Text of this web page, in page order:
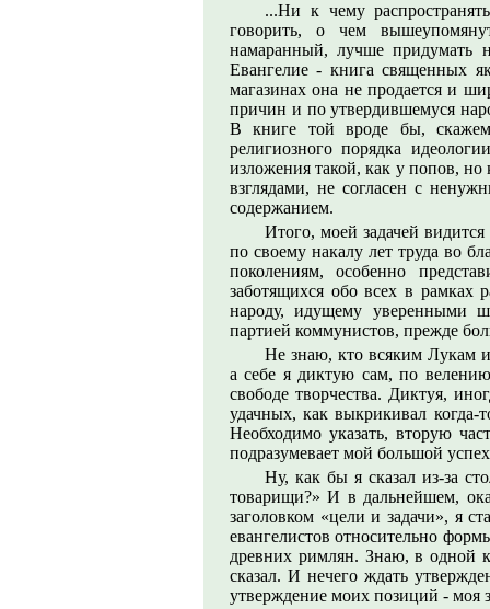
...Ни к чему
говорить, о чем
намаранный, лучше придумать
Евангелие - книга священных
магазинах она не продается и
причин и по утвердившемуся
В книге той вроде бы,
религиозного порядка
изложения такой, как у попов, но
взглядами, не согласен с
содержанием.
Итого, моей задачей
по своему накалу лет труда во
поколениям, особенно
заботящихся обо всех в рамках
народу, идущему уверенными
партией коммунистов, прежде
Не знаю, кто всяким Лукам
а себе я диктую сам, по
свободе творчества. Диктуя,
удачных, как выкрикивал
Необходимо указать, вторую
подразумевает мой большой
Ну, как бы я сказал из-за
товарищи?» И в дальнейшем,
заголовком «цели и задачи», я
евангелистов относительно
древних римлян. Знаю, в одной
сказал. И нечего ждать
утверждение моих позиций - моя